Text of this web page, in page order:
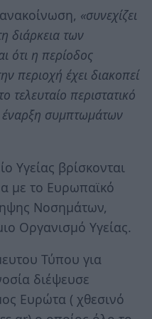
«συνεχίζει
διάρκεια των
ότι η περίοδος
περιοχή έχει διακοπεί
τελευταίο περιστατικό
συμπτωμάτων
Υγείας βρίσκονται
με το Ευρωπαϊκό
Νοσημάτων,
Οργανισμό Υγείας.
Τύπου για
διέψευσε
Ευρώτα ( χθεσινό